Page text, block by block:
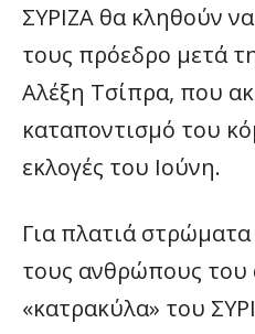
ΣΥΡΙΖΑ θα κληθούν
τους πρόεδρο μετά
Αλέξη Τσίπρα, που
καταποντισμό του
εκλογές του Ιούνη.
Για πλατιά στρώματα
τους ανθρώπους του
«κατρακύλα» του